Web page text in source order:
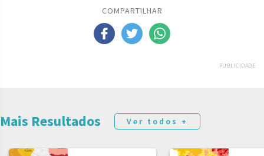
COMPARTILHAR
PUBLICIDADE
Mais Resultados Ver todos +